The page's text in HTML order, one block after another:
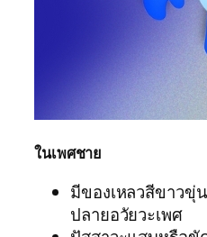
ในเพศชาย
มีของเหลวสีขาวขุ่
ปลายอวัยวะเพศ